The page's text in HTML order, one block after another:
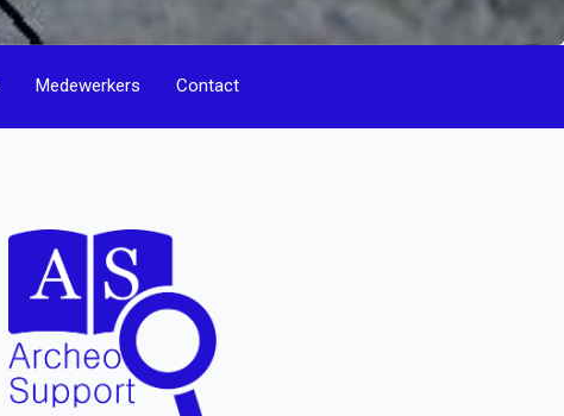
Medewerkers Contact